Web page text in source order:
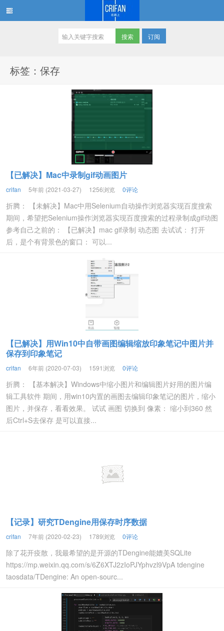
订阅
标签：保存
【已解决】Mac中录制gif动画图片
crifan 5年前 (2021-03-27) 1256浏览 0评论
折腾： 【未解决】Mac中用Selenium自动操作浏览器实现百度搜索
期间，希望把Selenium操作浏览器实现百度搜索的过程录制成gif动图
参考自己之前的： 【已解决】mac gif录制 动态图 去试试： 打开
后，是个有背景色的窗口： 可以...
【已解决】用Win10中自带画图编辑缩放印象笔记中图片并
保存到印象笔记
crifan 6年前 (2020-07-03) 1591浏览 0评论
折腾： 【基本解决】Windows中缩小图片和编辑图片好用的图片编
辑工具软件 期间，用win10内置的画图去编辑印象笔记的图片，缩小
图片，并保存，看看效果。 试试 画图 切换到 像素： 缩小到360 然
后Ctrl+S去保存 是可以直接...
【记录】研究TDengine用保存时序数据
crifan 7年前 (2020-02-23) 1789浏览 0评论
除了花开疫散，我最希望的是开源的TDengine能媲美SQLite
https://mp.weixin.qq.com/s/6Z6XTJ2zIoPJYphvzl9VpA tdengine
taosdata/TDengine: An open-sourc...